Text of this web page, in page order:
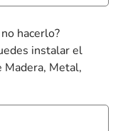
hacerlo?
instalar el
Madera, Metal,